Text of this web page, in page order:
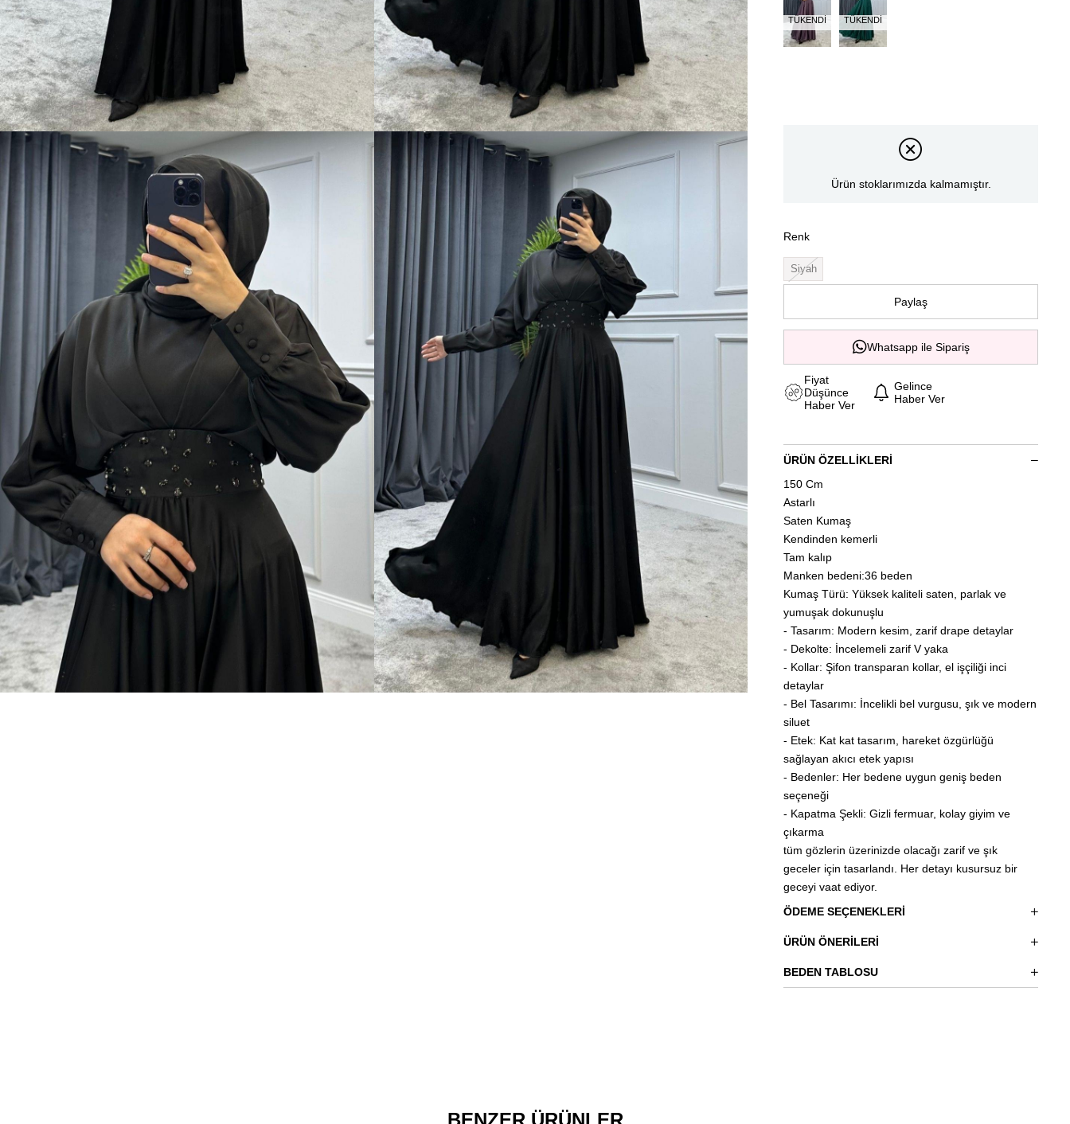
TÜKENDI TÜKENDI
Ürün stoklarımızda kalmamıştır.
Renk
Siyah
Paylaş
Whatsapp ile Sipariş
Fiyat
Düşünce
Haber Ver
Gelince
Haber Ver
ÜRÜN ÖZELLIKLERI
150 Cm
Astarlı
Saten Kumaş
Kendinden kemerli
Tam kalıp
Manken bedeni:36 beden
Kumaş Türü: Yüksek kaliteli saten, parlak ve
yumuşak dokunuşlu
- Tasarım: Modern kesim, zarif drape detaylar
- Dekolte: İncelemeli zarif V yaka
- Kollar: Şifon transparan kollar, el işçiliği inci
detaylar
- Bel Tasarımı: İncelikli bel vurgusu, şık ve modern
siluet
- Etek: Kat kat tasarım, hareket özgürlüğü
sağlayan akıcı etek yapısı
- Bedenler: Her bedene uygun geniş beden
seçeneği
- Kapatma Şekli: Gizli fermuar, kolay giyim ve
çıkarma
tüm gözlerin üzerinizde olacağı zarif ve şık
geceler için tasarlandı. Her detayı kusursuz bir
geceyi vaat ediyor.
ÖDEME SEÇENEKLERI
ÜRÜN ÖNERILERI
BEDEN TABLOSU
BENZER ÜRÜNLER